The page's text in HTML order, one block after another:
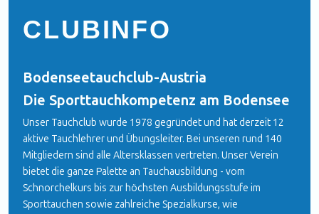
CLUBINFO
Bodenseetauchclub-Austria
Die Sporttauchkompetenz am Bodensee
Unser Tauchclub wurde 1978 gegründet und hat derzeit 12
aktive Tauchlehrer und Übungsleiter. Bei unseren rund 140
Mitgliedern sind alle Altersklassen vertreten. Unser Verein
bietet die ganze Palette an Tauchausbildung - vom
Schnorchelkurs bis zur höchsten Ausbildungsstufe im
Sporttauchen sowie zahlreiche Spezialkurse, wie